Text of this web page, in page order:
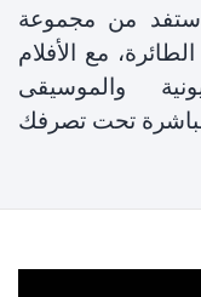
استفد من مجموعة
مع الأفلام
والموسيقى